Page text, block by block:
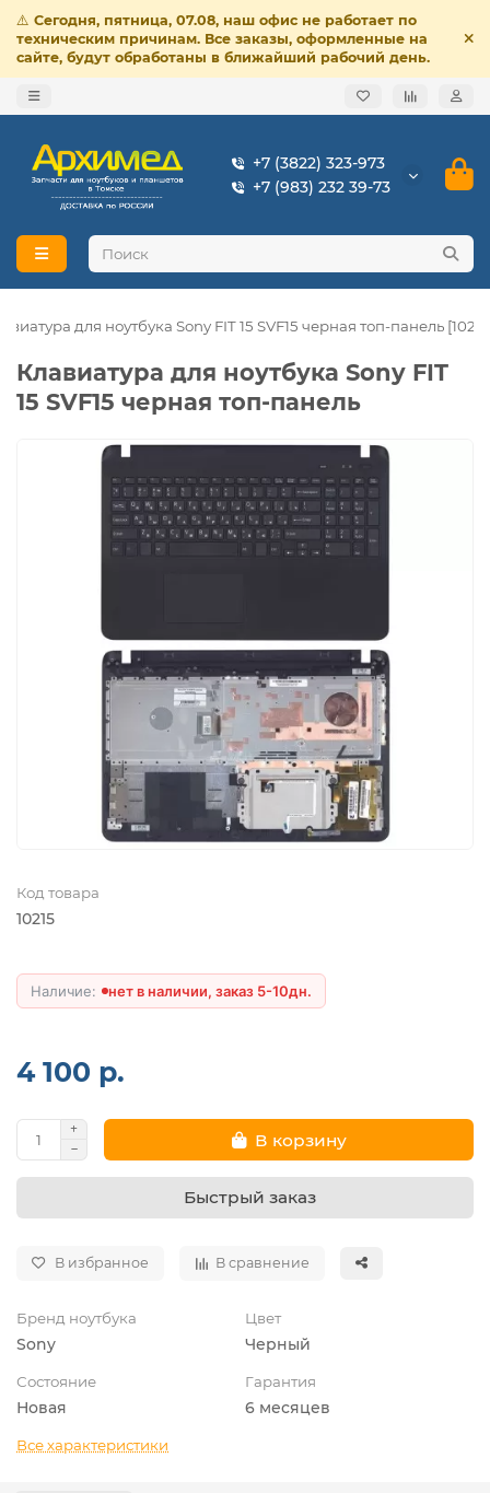
⚠️ Сегодня, пятница, 07.08, наш офис не работает по
техническим причинам. Все заказы, оформленные на
сайте, будут обработаны в ближайший рабочий день.
+7 (3822) 323-973
+7 (983) 232 39-73
для ноутбука Sony FIT 15 SVF15 черная топ-панель
Клавиатура для ноутбука Sony FIT
15 SVF15 черная топ-панель
Код товара
10215
нет в наличии, заказ 5-10дн.
4 100 р.
В корзину
Быстрый заказ
В избранное В сравнение
Бренд ноутбука
Sony
Цвет
Черный
Состояние
Новая
Гарантия
6 месяцев
Все характеристики